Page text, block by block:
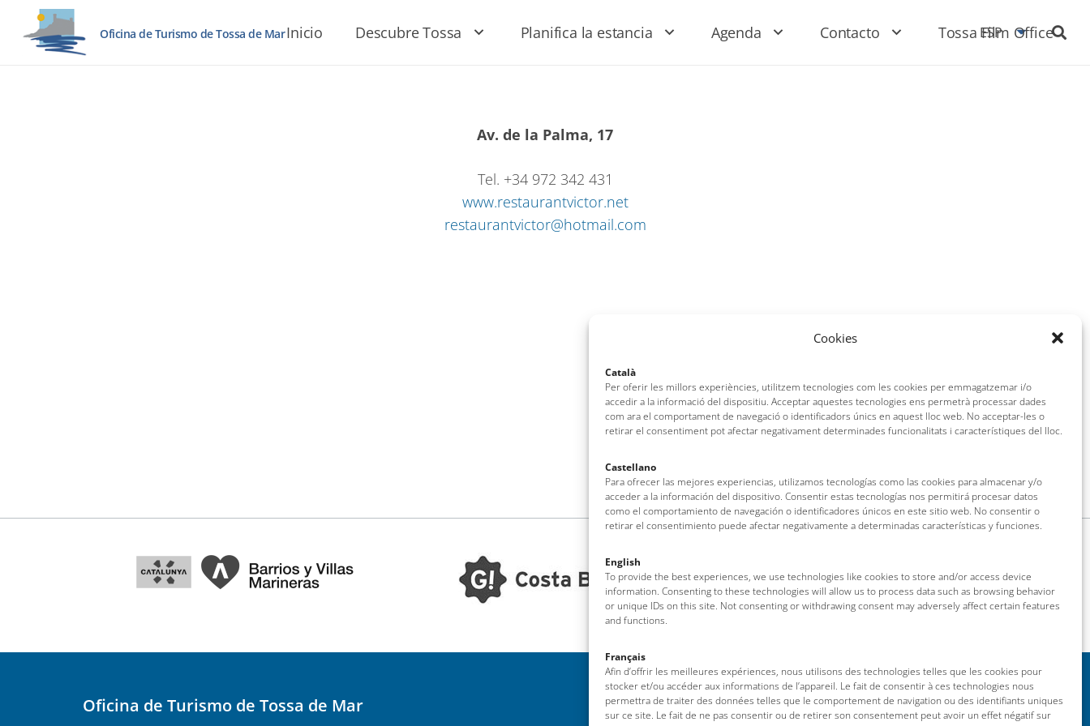
Cookies
Català
Per oferir les millors experiències, utilitzem tecnologies com les cookies per emmagatzemar i/o
accedir a la informació del dispositiu. Acceptar aquestes tecnologies ens permetrà processar dades
com ara el comportament de navegació o identificadors únics en aquest lloc web. No acceptar-les o
retirar el consentiment pot afectar negativament determinades funcionalitats i característiques del lloc.
Castellano
Para ofrecer las mejores experiencias, utilizamos tecnologías como las cookies para almacenar y/o
acceder a la información del dispositivo. Consentir estas tecnologías nos permitirá procesar datos
como el comportamiento de navegación o identificadores únicos en este sitio web. No consentir o
retirar el consentimiento puede afectar negativamente a determinadas características y funciones.
English
To provide the best experiences, we use technologies like cookies to store and/or access device
information. Consenting to these technologies will allow us to process data such as browsing behavior
or unique IDs on this site. Not consenting or withdrawing consent may adversely affect certain features
and functions.
Français
Afin d’offrir les meilleures expériences, nous utilisons des technologies telles que les cookies pour
stocker et/ou accéder aux informations de l’appareil. Le fait de consentir à ces technologies nous
permettra de traiter des données telles que le comportement de navigation ou des identifiants uniques
sur ce site. Le fait de ne pas consentir ou de retirer son consentement peut avoir un effet négatif sur
Oficina de Turismo de Tossa de MarInicio Descubre Tossa Planifica la estancia Agenda Contacto Tossa Film Office
ESP
Av. de la Palma, 17
Tel. +34 972 342 431
www.restaurantvictor.net
restaurantvictor@hotmail.com
Oficina de Turismo de Tossa de Mar